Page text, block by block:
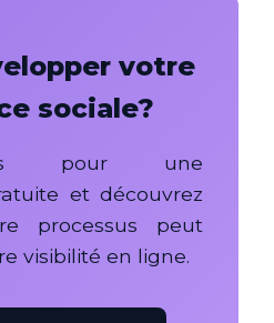
votre
sociale?
pour une
et découvrez
processus peut
visibilité en ligne.